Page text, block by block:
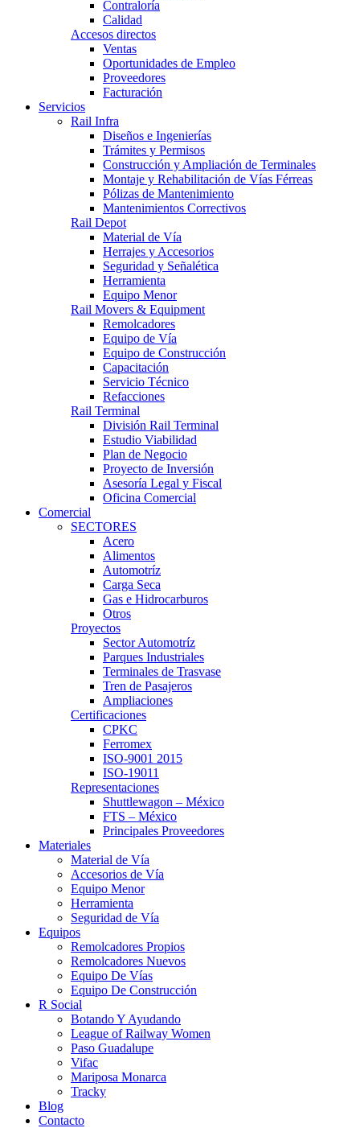
Contraloría
Calidad
Accesos directos
Ventas
Oportunidades de Empleo
Proveedores
Facturación
Servicios
Rail Infra
Diseños e Ingenierías
Trámites y Permisos
Construcción y Ampliación de Terminales
Montaje y Rehabilitación de Vías Férreas
Pólizas de Mantenimiento
Mantenimientos Correctivos
Rail Depot
Material de Vía
Herrajes y Accesorios
Seguridad y Señalética
Herramienta
Equipo Menor
Rail Movers & Equipment
Remolcadores
Equipo de Vía
Equipo de Construcción
Capacitación
Servicio Técnico
Refacciones
Rail Terminal
División Rail Terminal
Estudio Viabilidad
Plan de Negocio
Proyecto de Inversión
Asesoría Legal y Fiscal
Oficina Comercial
Comercial
SECTORES
Acero
Alimentos
Automotríz
Carga Seca
Gas e Hidrocarburos
Otros
Proyectos
Sector Automotríz
Parques Industriales
Terminales de Trasvase
Tren de Pasajeros
Ampliaciones
Certificaciones
CPKC
Ferromex
ISO-9001 2015
ISO-19011
Representaciones
Shuttlewagon – México
FTS – México
Principales Proveedores
Materiales
Material de Vía
Accesorios de Vía
Equipo Menor
Herramienta
Seguridad de Vía
Equipos
Remolcadores Propios
Remolcadores Nuevos
Equipo De Vías
Equipo De Construcción
R Social
Botando Y Ayudando
League of Railway Women
Paso Guadalupe
Vifac
Mariposa Monarca
Tracky
Blog
Contacto